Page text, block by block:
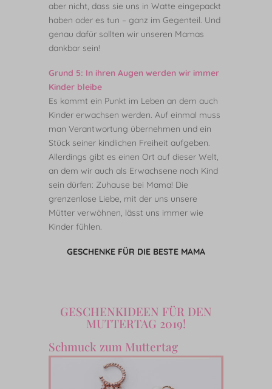
aber nicht, dass sie uns in Watte eingepackt
haben oder es tun – ganz im Gegenteil. Und
genau dafür sollten wir unseren Mamas
dankbar sein!
Grund 5: In ihren Augen werden wir immer
Kinder bleibe
Es kommt ein Punkt im Leben an dem auch
Kinder erwachsen werden. Auf einmal muss
man Verantwortung übernehmen und ein
Stück seiner kindlichen Freiheit aufgeben.
Allerdings gibt es einen Ort auf dieser Welt,
an dem wir auch als Erwachsene noch Kind
sein dürfen: Zuhause bei Mama! Die
grenzenlose Liebe, mit der uns unsere
Mütter verwöhnen, lässt uns immer wie
Kinder fühlen.
GESCHENKE FÜR DIE BESTE MAMA
GESCHENKIDEEN FÜR DEN
MUTTERTAG 2019!
Schmuck zum Muttertag